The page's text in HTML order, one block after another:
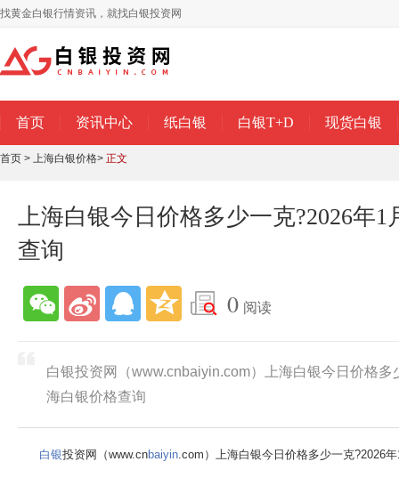
找黄金白银行情资讯，就找白银投资网
首页 资讯中心 纸白银 白银T+D 现货白银
首页 > 上海白银价格> 正文
上海白银今日价格多少一克?2026年1
查询
0 阅读
白银投资网（www.cnbaiyin.com）上海白银今日价格
海白银价格查询
白银投资网（www.cnbaiyin.com）上海白银今日价格多少一克?2026